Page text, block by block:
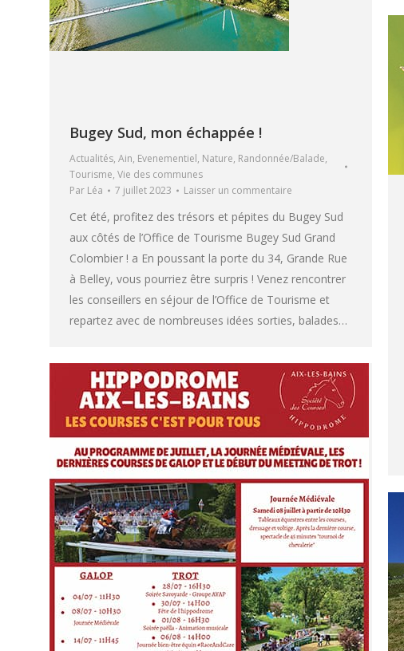
Bugey Sud, mon échappée !
Actualités, Ain, Evenementiel, Nature, Randonnée/Balade,
Tourisme, Vie des communes
Par Léa 7 juillet 2023 Laisser un commentaire
Cet été, profitez des trésors et pépites du Bugey Sud
aux côtés de l’Office de Tourisme Bugey Sud Grand
Colombier ! a En poussant la porte du 34, Grande Rue
à Belley, vous pourriez être surpris ! Venez rencontrer
les conseillers en séjour de l’Office de Tourisme et
repartez avec de nombreuses idées sorties, balades…